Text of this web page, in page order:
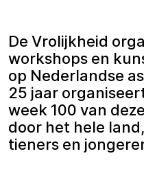
De Vrolijkheid
workshops en
op Nederlandse
25 jaar
week 100 van
door het hele
tieners en